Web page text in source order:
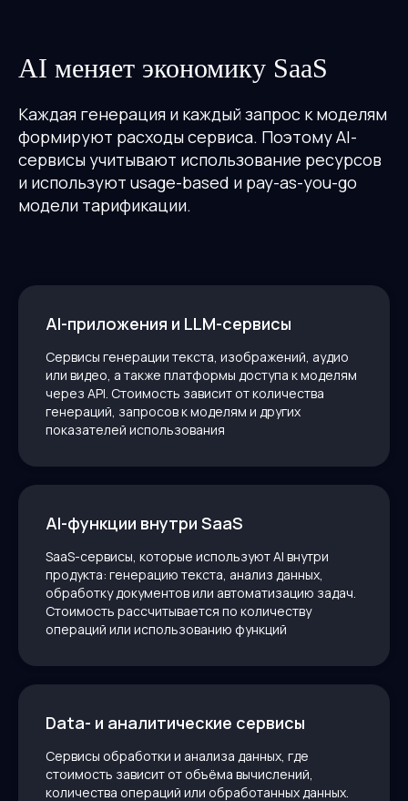
AI меняет экономику SaaS
Каждая генерация и каждый запрос к моделям
формируют расходы сервиса. Поэтому AI-
сервисы учитывают использование ресурсов
и используют usage-based и pay-as-you-go
модели тарификации.
AI-приложения и LLM-сервисы
Сервисы генерации текста, изображений, аудио
или видео, а также платформы доступа к моделям
через API. Стоимость зависит от количества
генераций, запросов к моделям и других
показателей использования
AI-функции внутри SaaS
SaaS-сервисы, которые используют AI внутри
продукта: генерацию текста, анализ данных,
обработку документов или автоматизацию задач.
Стоимость рассчитывается по количеству
операций или использованию функций
Data- и аналитические сервисы
Сервисы обработки и анализа данных, где
стоимость зависит от объёма вычислений,
количества операций или обработанных данных.